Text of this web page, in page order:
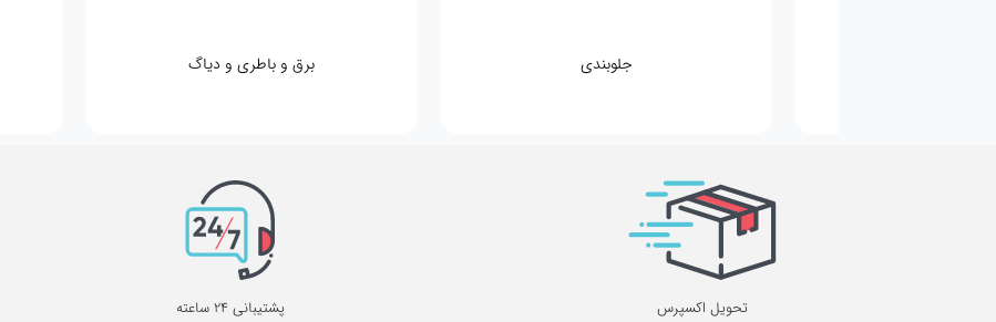
جلوبندی برق و باطری و دیاگ
تحویل اکسپرس پشتیبانی 24 ساعته